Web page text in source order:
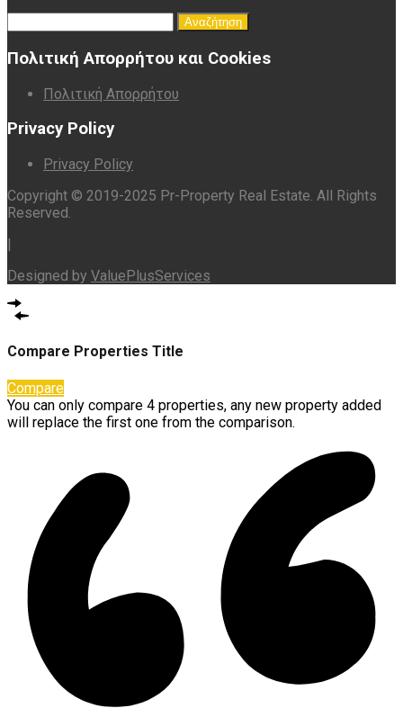
Πολιτική Απορρήτου και Cookies
Πολιτική Απορρήτου
Privacy Policy
Privacy Policy
Copyright © 2019-2025 Pr-Property Real Estate. All Rights
Reserved.
|
Designed by ValuePlusServices
Compare Properties Title
Compare
You can only compare 4 properties, any new property added
will replace the first one from the comparison.